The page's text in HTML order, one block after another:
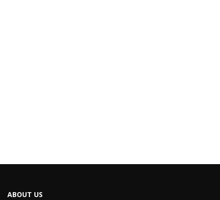
ABOUT US